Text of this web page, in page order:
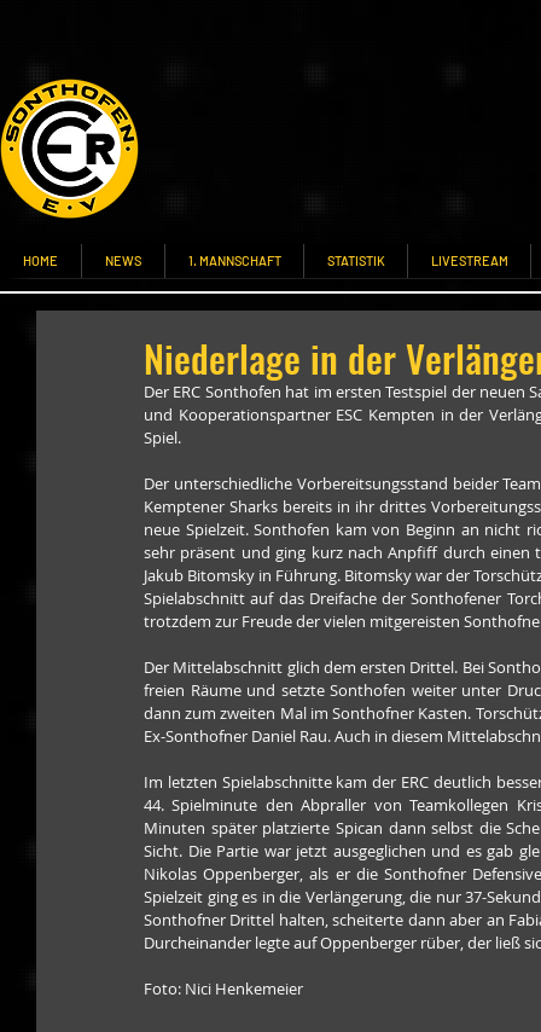
HOME NEWS 1. MANNSCHAFT STATISTIK LIVESTREAM
Niederlage in der
Der ERC Sonthofen hat im ersten Testspiel der
und Kooperationspartner ESC Kempten in der
Spiel.
Der unterschiedliche Vorbereitsungsstand beider
Kemptener Sharks bereits in ihr drittes
neue Spielzeit. Sonthofen kam von Beginn an nicht
sehr präsent und ging kurz nach Anpfiff durch einen
Jakub Bitomsky in Führung. Bitomsky war der
Spielabschnitt auf das Dreifache der Sonthofener
trotzdem zur Freude der vielen mitgereisten
Der Mittelabschnitt glich dem ersten Drittel. Bei
freien Räume und setzte Sonthofen weiter unter
dann zum zweiten Mal im Sonthofner Kasten.
Ex-Sonthofner Daniel Rau. Auch in diesem
Im letzten Spielabschnitte kam der ERC deutlich
44. Spielminute den Abpraller von Teamkollegen
Minuten später platzierte Spican dann selbst die
Sicht. Die Partie war jetzt ausgeglichen und es gab
Nikolas Oppenberger, als er die Sonthofner
Spielzeit ging es in die Verlängerung, die nur 37-
Sonthofner Drittel halten, scheiterte dann aber an
Durcheinander legte auf Oppenberger rüber, der ließ
Foto: Nici Henkemeier